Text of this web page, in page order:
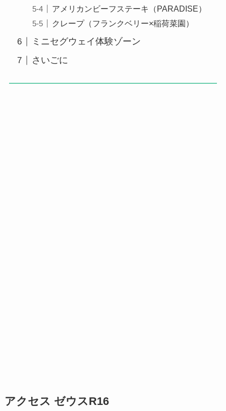
アメリカンビーフステーキ（PARADISE）
クレープ（フランクベリー×稲荷菜園）
ミニセグウェイ体験ゾーン
さいごに
アクセス ゼウスR16